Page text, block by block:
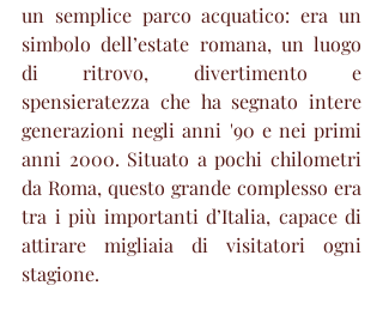
un semplice parco acquatico: era un
simbolo dell’estate romana, un luogo
di ritrovo, divertimento e
spensieratezza che ha segnato intere
generazioni negli anni '90 e nei primi
anni 2000. Situato a pochi chilometri
da Roma, questo grande complesso era
tra i più importanti d’Italia, capace di
attirare migliaia di visitatori ogni
stagione.